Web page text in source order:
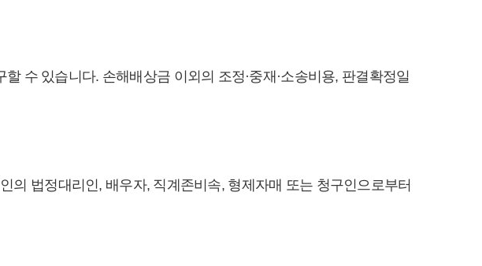
수 있습니다. 손해배상금 이외의 조정·중재·소송비용, 판결확정일
의 법정대리인, 배우자, 직계존비속, 형제자매 또는 청구인으로부터